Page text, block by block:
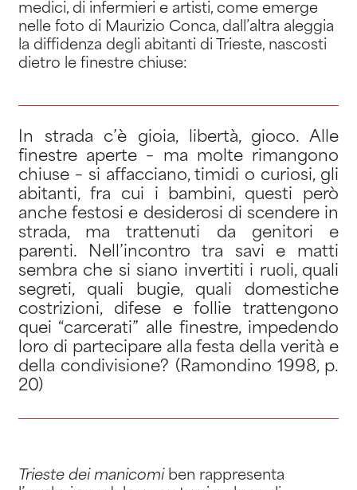
medici, di infermieri e artisti, come emerge
nelle foto di Maurizio Conca, dall’altra aleggia
la diffidenza degli abitanti di Trieste, nascosti
dietro le finestre chiuse:
In strada c’è gioia, libertà, gioco. Alle
finestre aperte – ma molte rimangono
chiuse – si affacciano, timidi o curiosi, gli
abitanti, fra cui i bambini, questi però
anche festosi e desiderosi di scendere in
strada, ma trattenuti da genitori e
parenti. Nell’incontro tra savi e matti
sembra che si siano invertiti i ruoli, quali
segreti, quali bugie, quali domestiche
costrizioni, difese e follie trattengono
quei “carcerati” alle finestre, impedendo
loro di partecipare alla festa della verità e
della condivisione? (Ramondino 1998, p.
20)
Trieste dei manicomiben rappresenta